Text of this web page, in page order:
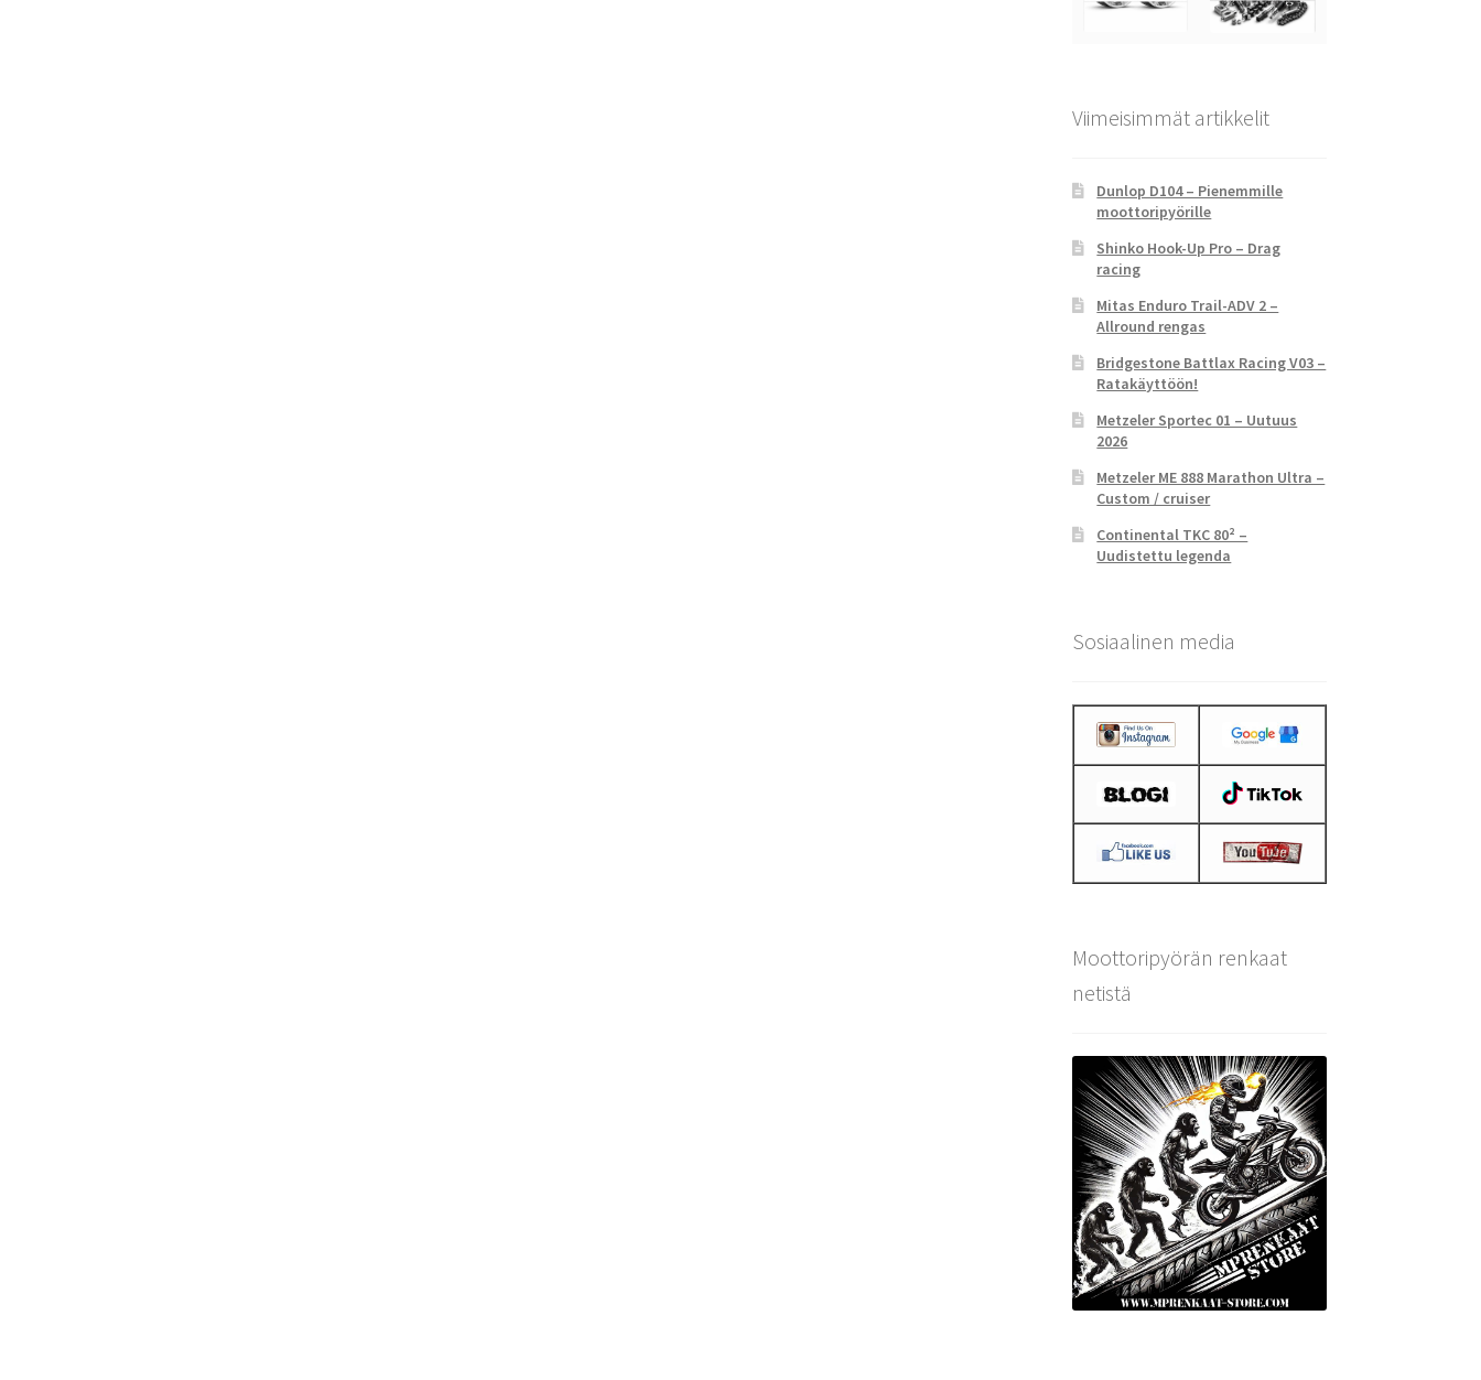
Viimeisimmät artikkelit
Dunlop D104 – Pienemmille
moottoripyörille
Shinko Hook-Up Pro – Drag
racing
Mitas Enduro Trail-ADV 2 –
Allround rengas
Bridgestone Battlax Racing V03 –
Ratakäyttöön!
Metzeler Sportec 01 – Uutuus
2026
Metzeler ME 888 Marathon Ultra –
Custom / cruiser
Continental TKC 80² –
Uudistettu legenda
Sosiaalinen media
Moottoripyörän renkaat
netistä